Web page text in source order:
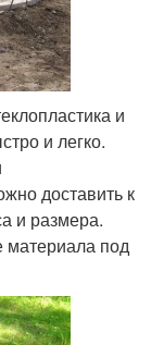
и
и легко.
доставить к
и размера.
материала под